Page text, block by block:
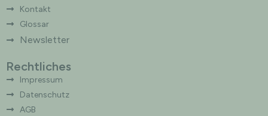
Kontakt
Glossar
Newsletter
Rechtliches
Impressum
Datenschutz
AGB